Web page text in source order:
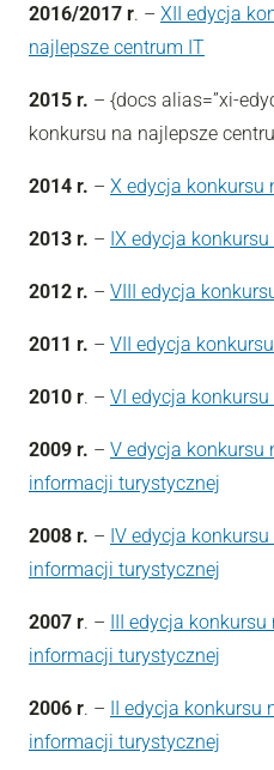
2016/2017 r. – XII edycja
najlepsze centrum IT
2015 r. – {docs alias=”xi-
konkursu na najlepsze
2014 r. – X edycja konkursu
2013 r. – IX edycja
2012 r. – VIII edycja
2011 r. – VII edycja
2010 r. – VI edycja
2009 r. – V edycja konkursu
informacji turystycznej
2008 r. – IV edycja
informacji turystycznej
2007 r. – III edycja
informacji turystycznej
2006 r. – II edycja konkursu
informacji turystycznej